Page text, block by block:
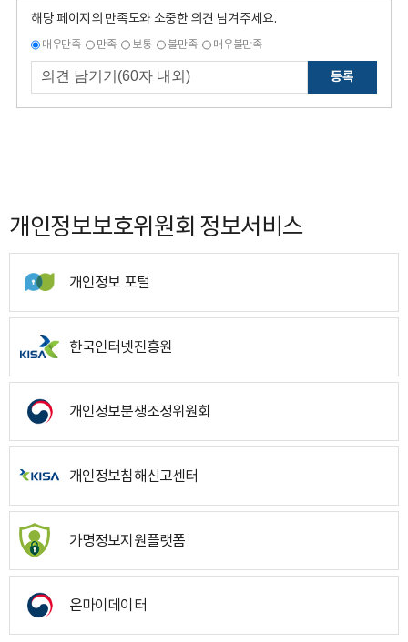
해당 페이지의 만족도와 소중한 의견 남겨주세요.
매우만족 만족 보통 불만족 매우불만족
등록
개인정보보호위원회 정보서비스
개인정보 포털
한국인터넷진흥원
개인정보분쟁조정위원회
개인정보침해신고센터
가명정보지원플랫폼
온마이데이터